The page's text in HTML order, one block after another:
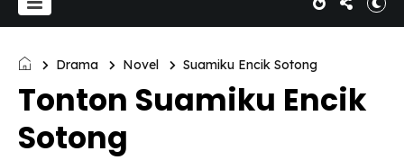
Drama Novel Suamiku Encik Sotong
Tonton Suamiku Encik
Sotong